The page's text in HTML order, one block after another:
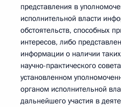
представления в
исполнительной власти
обстоятельств, способных
интересов, либо
информации о наличии
научно-практического
установленном
органом исполнительной
дальнейшего участия в